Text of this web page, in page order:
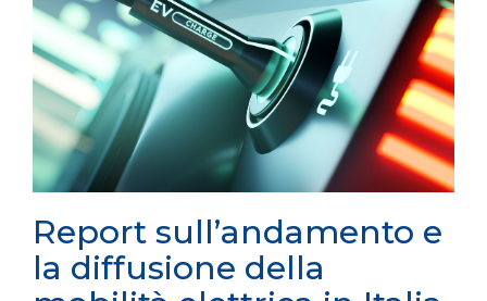
Report sull’andamento e
la diffusione della